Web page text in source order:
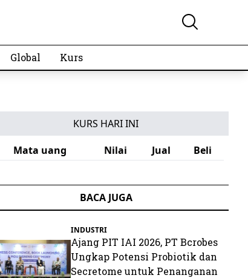
Global Kurs
KURS HARI INI
Mata uang
Nilai Jual Beli
BACA JUGA
INDUSTRI
Ajang PIT IAI 2026, PT Bcrobes
Ungkap Potensi Probiotik dan
Secretome untuk Penanganan